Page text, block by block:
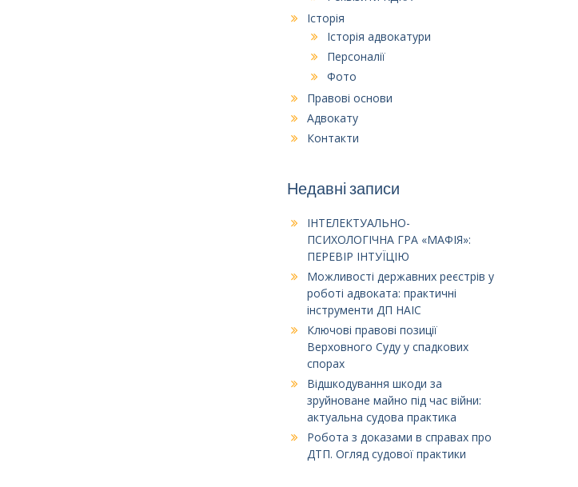
Історія
Історія адвокатури
Персоналії
Фото
Правові основи
Адвокату
Контакти
Недавні записи
ІНТЕЛЕКТУАЛЬНО-
ПСИХОЛОГІЧНА ГРА «МАФІЯ»:
ПЕРЕВІР ІНТУЇЦІЮ
Можливості державних реєстрів у
роботі адвоката: практичні
інструменти ДП НАІС
Ключові правові позиції
Верховного Суду у спадкових
спорах
Відшкодування шкоди за
зруйноване майно під час війни:
актуальна судова практика
Робота з доказами в справах про
ДТП. Огляд судової практики